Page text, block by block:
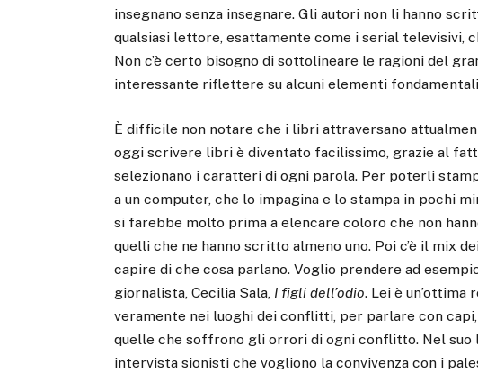
insegnano senza insegnare. Gli autori non li hanno
qualsiasi lettore, esattamente come i serial televisivi,
Non c’è certo bisogno di sottolineare le ragioni del
interessante riflettere su alcuni elementi
È difficile non notare che i libri attraversano
oggi scrivere libri è diventato facilissimo, grazie al
selezionano i caratteri di ogni parola. Per poterli
a un computer, che lo impagina e lo stampa in pochi
si farebbe molto prima a elencare coloro che non
quelli che ne hanno scritto almeno uno. Poi c’è il mix
capire di che cosa parlano. Voglio prendere ad
giornalista, Cecilia Sala, I figli dell’odio. Lei è
veramente nei luoghi dei conflitti, per parlare con
quelle che soffrono gli orrori di ogni conflitto. Nel
intervista sionisti che vogliono la convivenza con i